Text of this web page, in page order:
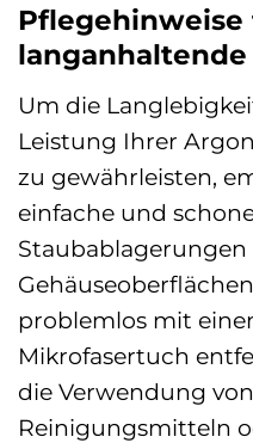
Pflegehinweise
langanhaltende
Um die
Leistung Ihrer
zu gewährleisten,
einfache und
Staubablagerungen
problemlos mit
Mikrofasertuch
die Verwendung
Reinigungsmitteln